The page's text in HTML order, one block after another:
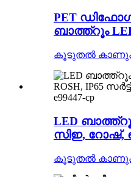
PET
ബാത്ത്റൂം
കൂടുതൽ
e99447-cp
LED
സിഇ, റോഷ്,
കൂടുതൽ